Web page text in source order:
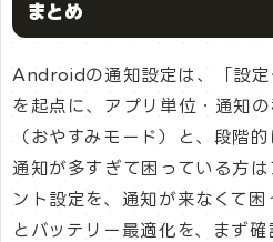
まとめ
Androidの通知設定は、「設
を起点に、アプリ単位・通知
（おやすみモード）と、段階
通知が多すぎて困っている方
ント設定を、通知が来なくて
とバッテリー最適化を、まず確